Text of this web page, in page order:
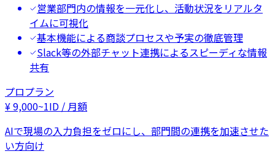
営業部門内の情報を一元化し、活動状況をリアルタ
イムに可視化
基本機能による商談プロセスや予実の徹底管理
Slack等の外部チャット連携によるスピーディな情報
共有
プロプラン
¥9,000~1ID / 月額
AIで現場の入力負担をゼロにし、部門間の連携を加速させた
い方向け